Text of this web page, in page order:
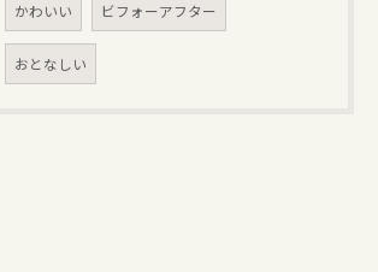
かわいい ビフォーアフター
おとなしい